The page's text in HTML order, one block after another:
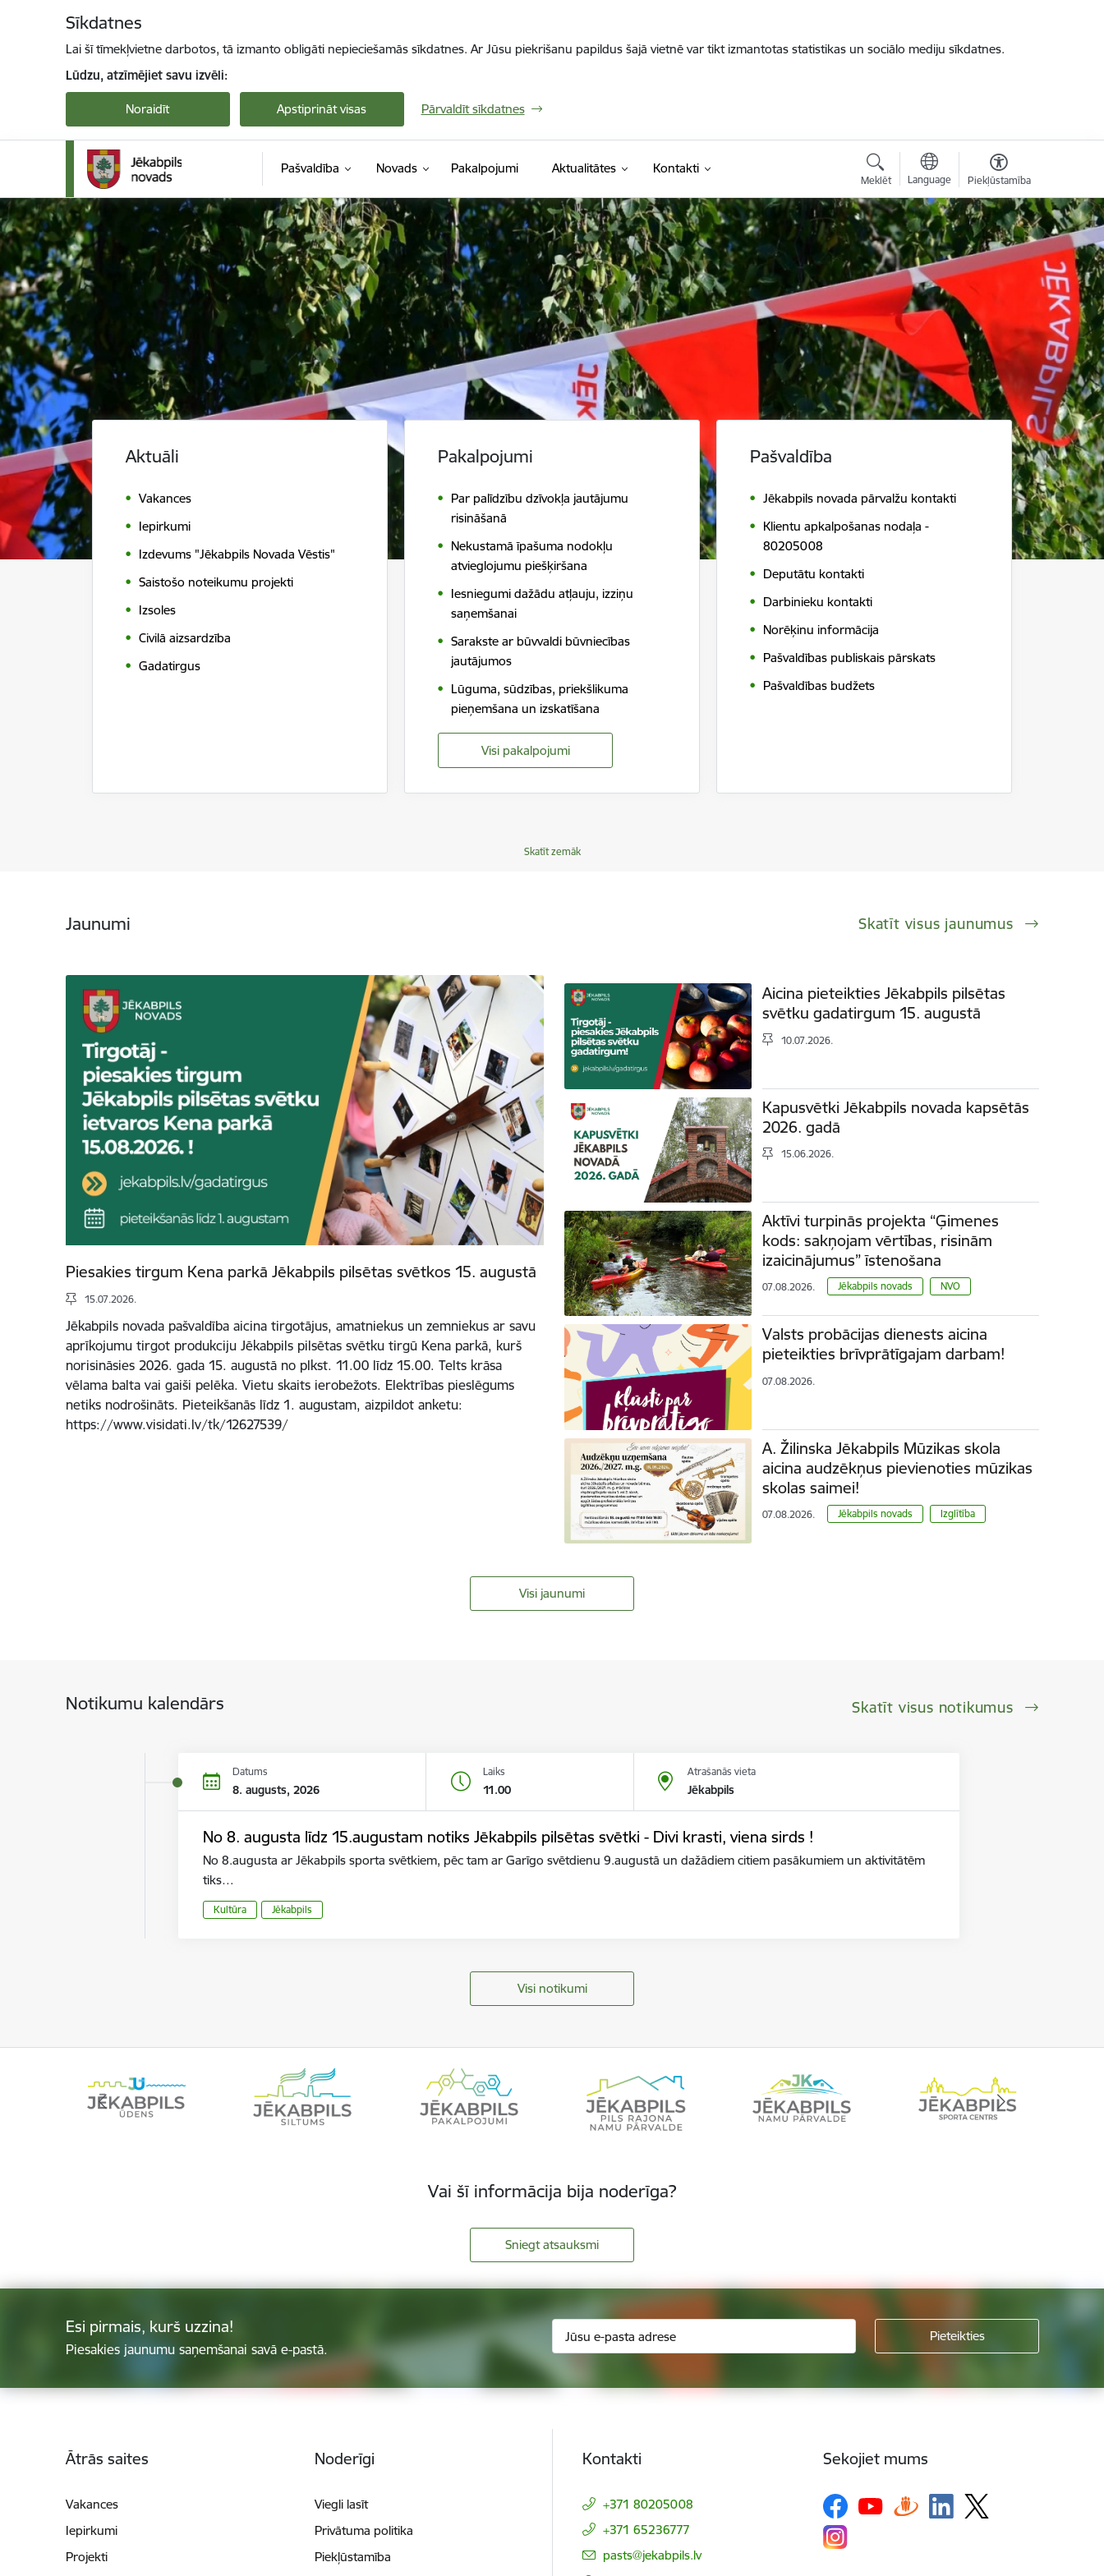
Sīkdatnes
Lai šī tīmekļvietne darbotos, tā izmanto obligāti nepieciešamās sīkdatnes. Ar Jūsu piekrišanu papildus šajā vietnē var tikt izmantotas statistikas un sociālo mediju sīkdatnes.
Lūdzu, atzīmējiet savu izvēli:
Noraidīt Apstiprināt visas Pārvaldīt sīkdatnes
Pašvaldība Novads Pakalpojumi Aktualitātes Kontakti
Meklēt Language Piekļūstamība
Jekabpils novada pašvaldība
Aktuāli
Vakances
Iepirkumi
Izdevums "Jēkabpils Novada Vēstis"
Saistošo noteikumu projekti
Izsoles
Civilā aizsardzība
Gadatirgus
Pakalpojumi
Par palīdzību dzīvokļa jautājumu
risināšanā
Nekustamā īpašuma nodokļu
atvieglojumu piešķiršana
Iesniegumi dažādu atļauju, izziņu
saņemšanai
Sarakste ar būvvaldi būvniecības
jautājumos
Lūguma, sūdzības, priekšlikuma
pieņemšana un izskatīšana
Visi pakalpojumi
Pašvaldība
Jēkabpils novada pārvalžu kontakti
Klientu apkalpošanas nodaļa -
80205008
Deputātu kontakti
Darbinieku kontakti
Norēķinu informācija
Pašvaldības publiskais pārskats
Pašvaldības budžets
Skatīt zemāk
Jaunumi Skatīt visus jaunumus
Piesakies tirgum Kena parkā Jēkabpils pilsētas svētkos 15. augustā
15.07.2026.
Jēkabpils novada pašvaldība aicina tirgotājus, amatniekus un zemniekus ar savu
aprīkojumu tirgot produkciju Jēkabpils pilsētas svētku tirgū Kena parkā, kurš
norisināsies 2026. gada 15. augustā no plkst. 11.00 līdz 15.00. Telts krāsa
vēlama balta vai gaiši pelēka. Vietu skaits ierobežots. Elektrības pieslēgums
netiks nodrošināts. Pieteikšanās līdz 1. augustam, aizpildot anketu:
https://www.visidati.lv/tk/12627539/
Aicina pieteikties Jēkabpils pilsētas
svētku gadatirgum 15. augustā
10.07.2026.
Kapusvētki Jēkabpils novada kapsētās
2026. gadā
15.06.2026.
Aktīvi turpinās projekta “Ģimenes
kods: sakņojam vērtības, risinām
izaicinājumus” īstenošana
07.08.2026. Jēkabpils novads NVO
Valsts probācijas dienests aicina
pieteikties brīvprātīgajam darbam!
07.08.2026.
A. Žilinska Jēkabpils Mūzikas skola
aicina audzēkņus pievienoties mūzikas
skolas saimei!
07.08.2026. Jēkabpils novads Izglītība
Visi jaunumi
Notikumu kalendārs Skatīt visus notikumus
Datums
8. augusts, 2026
Laiks
11.00
Atrašanās vieta
Jēkabpils
No 8. augusta līdz 15.augustam notiks Jēkabpils pilsētas svētki - Divi krasti, viena sirds !
No 8.augusta ar Jēkabpils sporta svētkiem, pēc tam ar Garīgo svētdienu 9.augustā un dažādiem citiem pasākumiem un aktivitātēm
tiks…
Kultūra Jēkabpils
Visi notikumi
Vai šī informācija bija noderīga?
Sniegt atsauksmi
Esi pirmais, kurš uzzina!
Piesakies jaunumu saņemšanai savā e-pastā.
Ātrās saites
Vakances
Iepirkumi
Projekti
Noderīgi
Viegli lasīt
Privātuma politika
Piekļūstamība
Kontakti
+371 80205008
+371 65236777
E-pasts:
pasts@jekabpils.lv
Sekojiet mums